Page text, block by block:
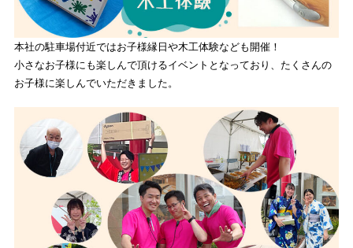
本社の駐車場付近ではお子様縁日や木工体験なども開催！
小さなお子様にも楽しんで頂けるイベントとなっており、たくさんの
お子様に楽しんでいただきました。